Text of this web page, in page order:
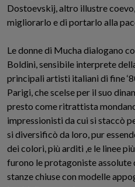
Dostoevskij, altro illustre coevo
migliorarlo e di portarlo alla
Le donnedi Mucha dialogano
Boldini, sensibile interprete
principali artisti italiani di fine
Parigi,che scelse per il suo
presto come ritrattista
impressionisti da cui si staccò
si diversificò da loro, pur
dei colori, più arditi ,e le linee
furono le protagoniste
stanze chiuse con modelle